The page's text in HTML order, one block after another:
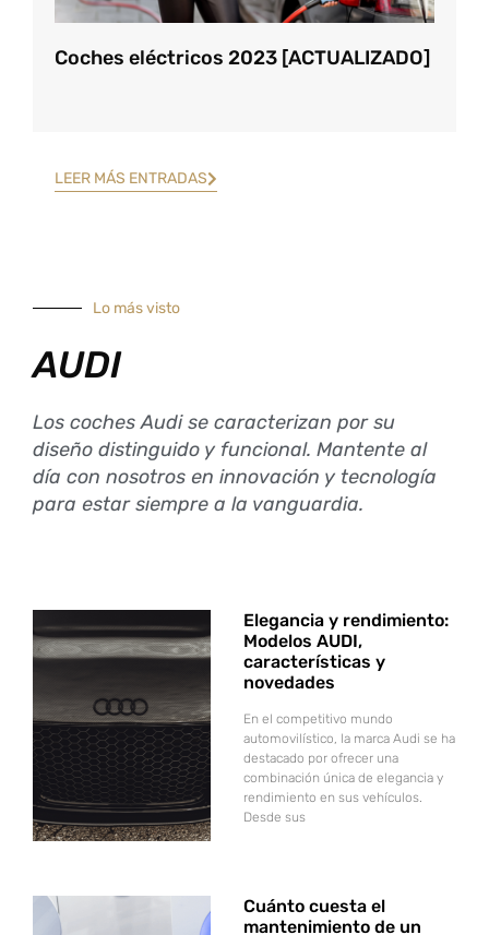
Coches eléctricos 2023 [ACTUALIZADO]
LEER MÁS ENTRADAS
Lo más visto
AUDI
Los coches Audi se caracterizan por su
diseño distinguido y funcional. Mantente al
día con nosotros en innovación y tecnología
para estar siempre a la vanguardia.
Elegancia y rendimiento:
Modelos AUDI,
características y
novedades
En el competitivo mundo
automovilístico, la marca Audi se ha
destacado por ofrecer una
combinación única de elegancia y
rendimiento en sus vehículos.
Desde sus
Cuánto cuesta el
mantenimiento de un